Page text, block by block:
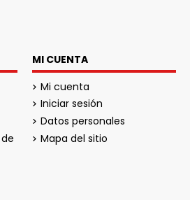
MI CUENTA
Mi cuenta
Iniciar sesión
Datos personales
Mapa del sitio